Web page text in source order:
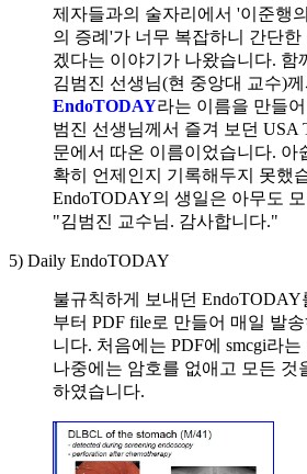
제자들과의 술자리에서 '이준행
의 증례'가 너무 복잡하니 간단한
겠다는 이야기가 나왔습니다. 함
김범진 선생님(현 중앙대 교수)
EndoTODAY라는 이름을 만들
범진 선생님께서 즐겨 보던 USA
문에서 따온 이름이었습니다. 아
확히 언제인지 기록해두지 못했
EndoTODAY의 생일은 아무도
"김범진 교수님. 감사합니다."
5) Daily EndoTODAY
불규칙하게 보내던 EndoTODAY
부터 PDF file로 만들어 매일 발
니다. 처음에는 PDF에 smcgi라는
나중에는 암호를 없애고 모든 것
하였습니다.